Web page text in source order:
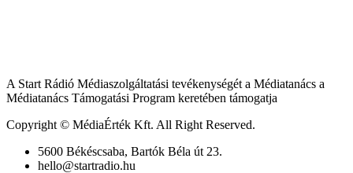
A Start Rádió Médiaszolgáltatási tevékenységét a Médiatanács a
Médiatanács Támogatási Program keretében támogatja
Copyright © MédiaÉrték Kft. All Right Reserved.
5600 Békéscsaba, Bartók Béla út 23.
hello@startradio.hu